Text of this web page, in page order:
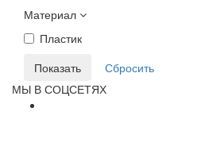
Материал
Пластик
МЫ В СОЦСЕТЯХ